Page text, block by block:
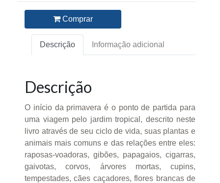
Comprar
Descrição Informação adicional
Descrição
O início da primavera é o ponto de partida para
uma viagem pelo jardim tropical, descrito neste
livro através de seu ciclo de vida, suas plantas e
animais mais comuns e das relações entre eles:
raposas-voadoras, gibões, papagaios, cigarras,
gaivotas, corvos, árvores mortas, cupins,
tempestades, cães caçadores, flores brancas de